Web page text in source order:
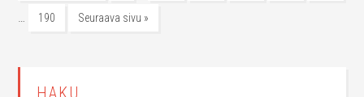
… 190 Seuraava sivu »
HAKU